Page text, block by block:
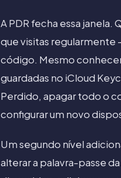
A PDR fecha essa
que visitas regularmente
código. Mesmo
guardadas no iCloud
Perdido, apagar todo o
configurar um novo
Um segundo nível
alterar a palavra-passe